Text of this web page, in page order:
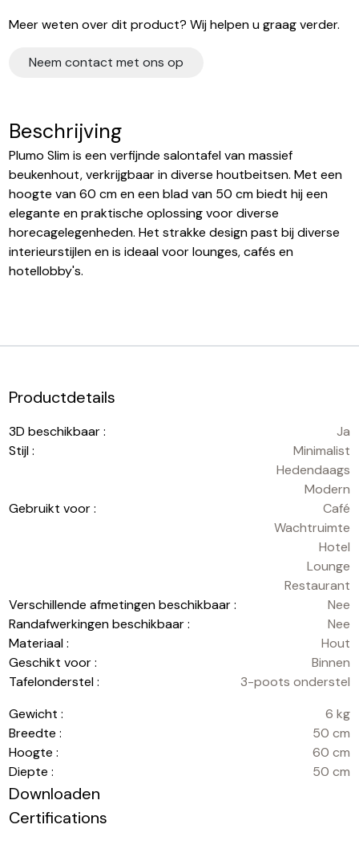
Meer weten over dit product? Wij helpen u graag verder.
Neem contact met ons op
Beschrijving
Plumo Slim is een verfijnde salontafel van massief
beukenhout, verkrijgbaar in diverse houtbeitsen. Met een
hoogte van 60 cm en een blad van 50 cm biedt hij een
elegante en praktische oplossing voor diverse
horecagelegenheden. Het strakke design past bij diverse
interieurstijlen en is ideaal voor lounges, cafés en
hotellobby's.
Productdetails
3D beschikbaar :
Ja
Stijl :
Minimalist
Hedendaags
Modern
Gebruikt voor :
Café
Wachtruimte
Hotel
Lounge
Restaurant
Verschillende afmetingen beschikbaar :
Nee
Randafwerkingen beschikbaar :
Nee
Materiaal :
Hout
Geschikt voor :
Binnen
Tafelonderstel :
3-poots onderstel
Gewicht :
6 kg
Breedte :
50 cm
Hoogte :
60 cm
Diepte :
50 cm
Downloaden
Certifications